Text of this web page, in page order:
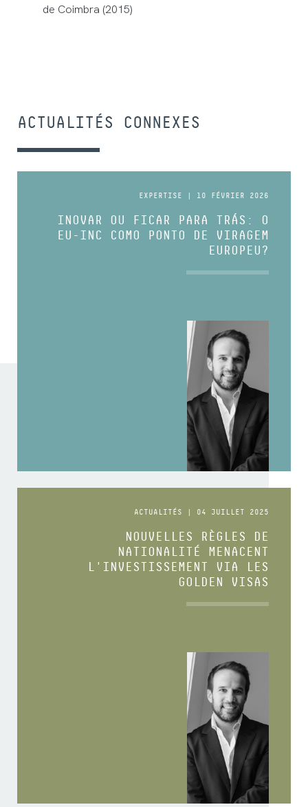
de Coimbra (2015)
ACTUALITÉS CONNEXES
EXPERTISE | 10 FÉVRIER 2026
INOVAR OU FICAR PARA TRÁS: O
EU-INC COMO PONTO DE VIRAGEM
EUROPEU?
ACTUALITÉS | 04 JUILLET 2025
NOUVELLES RÈGLES DE
NATIONALITÉ MENACENT
L'INVESTISSEMENT VIA LES
GOLDEN VISAS